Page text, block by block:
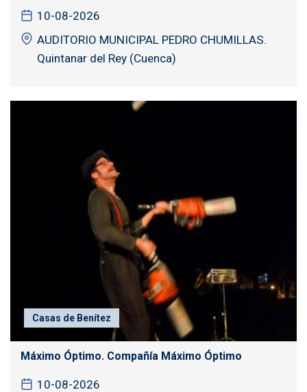
10-08-2026
AUDITORIO MUNICIPAL PEDRO CHUMILLAS.
Quintanar del Rey (Cuenca)
Casas de Benítez
Máximo Óptimo. Compañía Máximo Óptimo
10-08-2026